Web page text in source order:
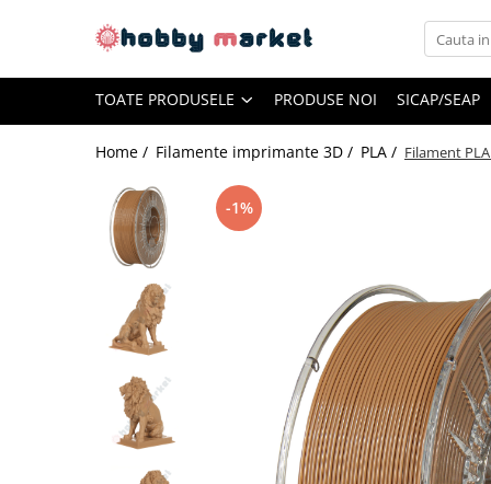
Piese si componente imprimante
Piese electrice si electronice
Piese mecanice
TOATE PRODUSELE PRODUSE NOI SICAP/SEAP
Home / Filamente imprimante 3D / PLA / Filament
-1%